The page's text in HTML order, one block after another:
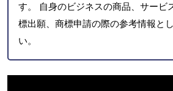
す。 自身のビジネスの商品、サービ
標出願、商標申請の際の参考情報と
い。